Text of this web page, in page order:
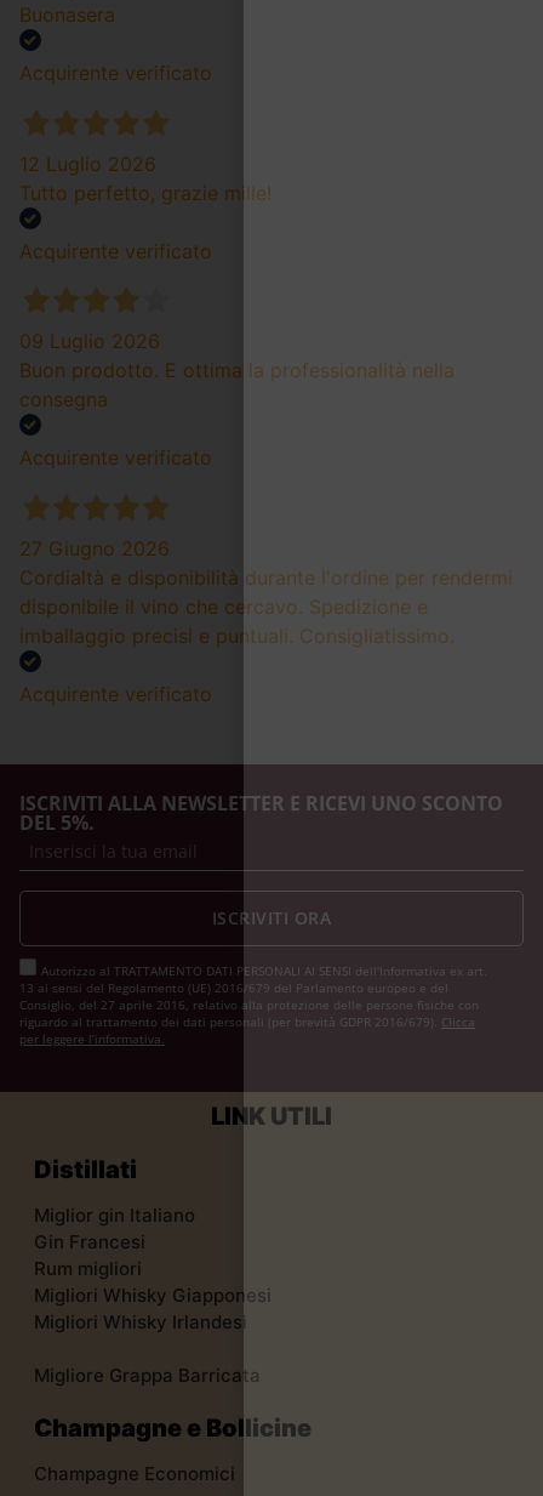
Buonasera
Acquirente verificato
12 Luglio 2026
Tutto perfetto, grazie mille!
Acquirente verificato
09 Luglio 2026
Buon prodotto. E ottima la professionalità nella
consegna
Acquirente verificato
27 Giugno 2026
Cordialtà e disponibilità durante l'ordine per rendermi
disponibile il vino che cercavo. Spedizione e
imballaggio precisi e puntuali. Consigliatissimo.
Acquirente verificato
ISCRIVITI ALLA NEWSLETTER E RICEVI UNO SCONTO
DEL 5%.
Autorizzo al TRATTAMENTO DATI PERSONALI AI SENSI dell'Informativa ex art.
13 ai sensi del Regolamento (UE) 2016/679 del Parlamento europeo e del
Consiglio, del 27 aprile 2016, relativo alla protezione delle persone fisiche con
riguardo al trattamento dei dati personali (per brevità GDPR 2016/679). Clicca
per leggere l’informativa.
ISCRIVITI ORA
LINK UTILI
Distillati
Miglior gin Italiano
Gin Francesi
Rum migliori
Migliori Whisky Giapponesi
Migliori Whisky Irlandesi
Migliore Grappa Barricata
Champagne e Bollicine
Champagne Economici